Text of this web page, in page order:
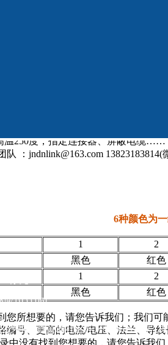
编码器信号和设备网，profinet，
温250度，指定连接器、屏蔽电缆……
：jndnlink@163.com 13823183814(
6种颜色为
1
2
黑色
红色
1
2
黑色 红色
您所想要的，请您告诉我们；我们
编号、更高的电流/电压、法兰、导
徐先生
沙井街道黄埔社区东环路46号厂房1